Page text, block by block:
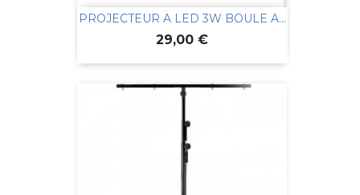
PROJECTEUR A LED 3W BOULE A...
Prix
29,00 €